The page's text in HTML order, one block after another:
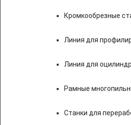
Кромкообрезные
Линия для
Линия для
Рамные
Станки для